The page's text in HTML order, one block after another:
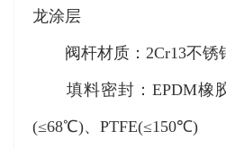
龙涂层
阀杆材质：2Cr13不锈
填料密封：EPDM橡
(≤68℃)、PTFE(≤150℃)